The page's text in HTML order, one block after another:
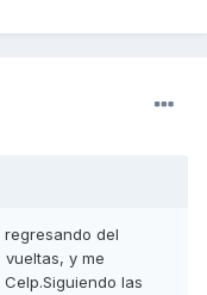
del
y me
las